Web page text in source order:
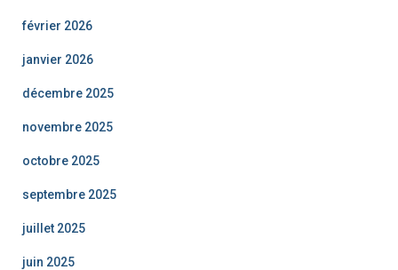
février 2026
janvier 2026
décembre 2025
novembre 2025
octobre 2025
septembre 2025
juillet 2025
juin 2025